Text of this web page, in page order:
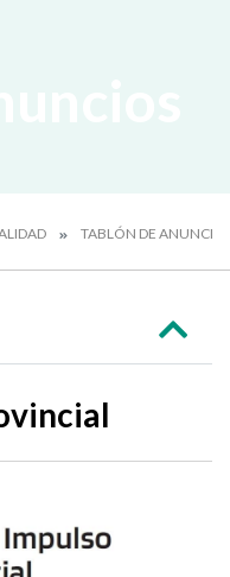
TABLÓN DE